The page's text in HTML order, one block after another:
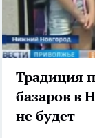
Традиция
базаров в
не будет